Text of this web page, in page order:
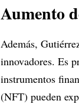
Aumento
Además,
innovadores. Es
instrumentos
(NFT) pueden